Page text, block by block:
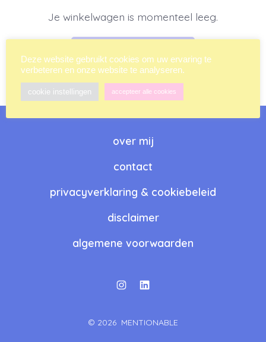
Je winkelwagen is momenteel leeg.
Terug naar winkel
over mij
contact
privacyverklaring & cookiebeleid
disclaimer
algemene voorwaarden
Open
in
Open
in
© 2026 MENTIONABLE
Deze website gebruikt cookies om uw ervaring te
verbeteren en onze website te analyseren.
cookie instellingen accepteer alle cookies